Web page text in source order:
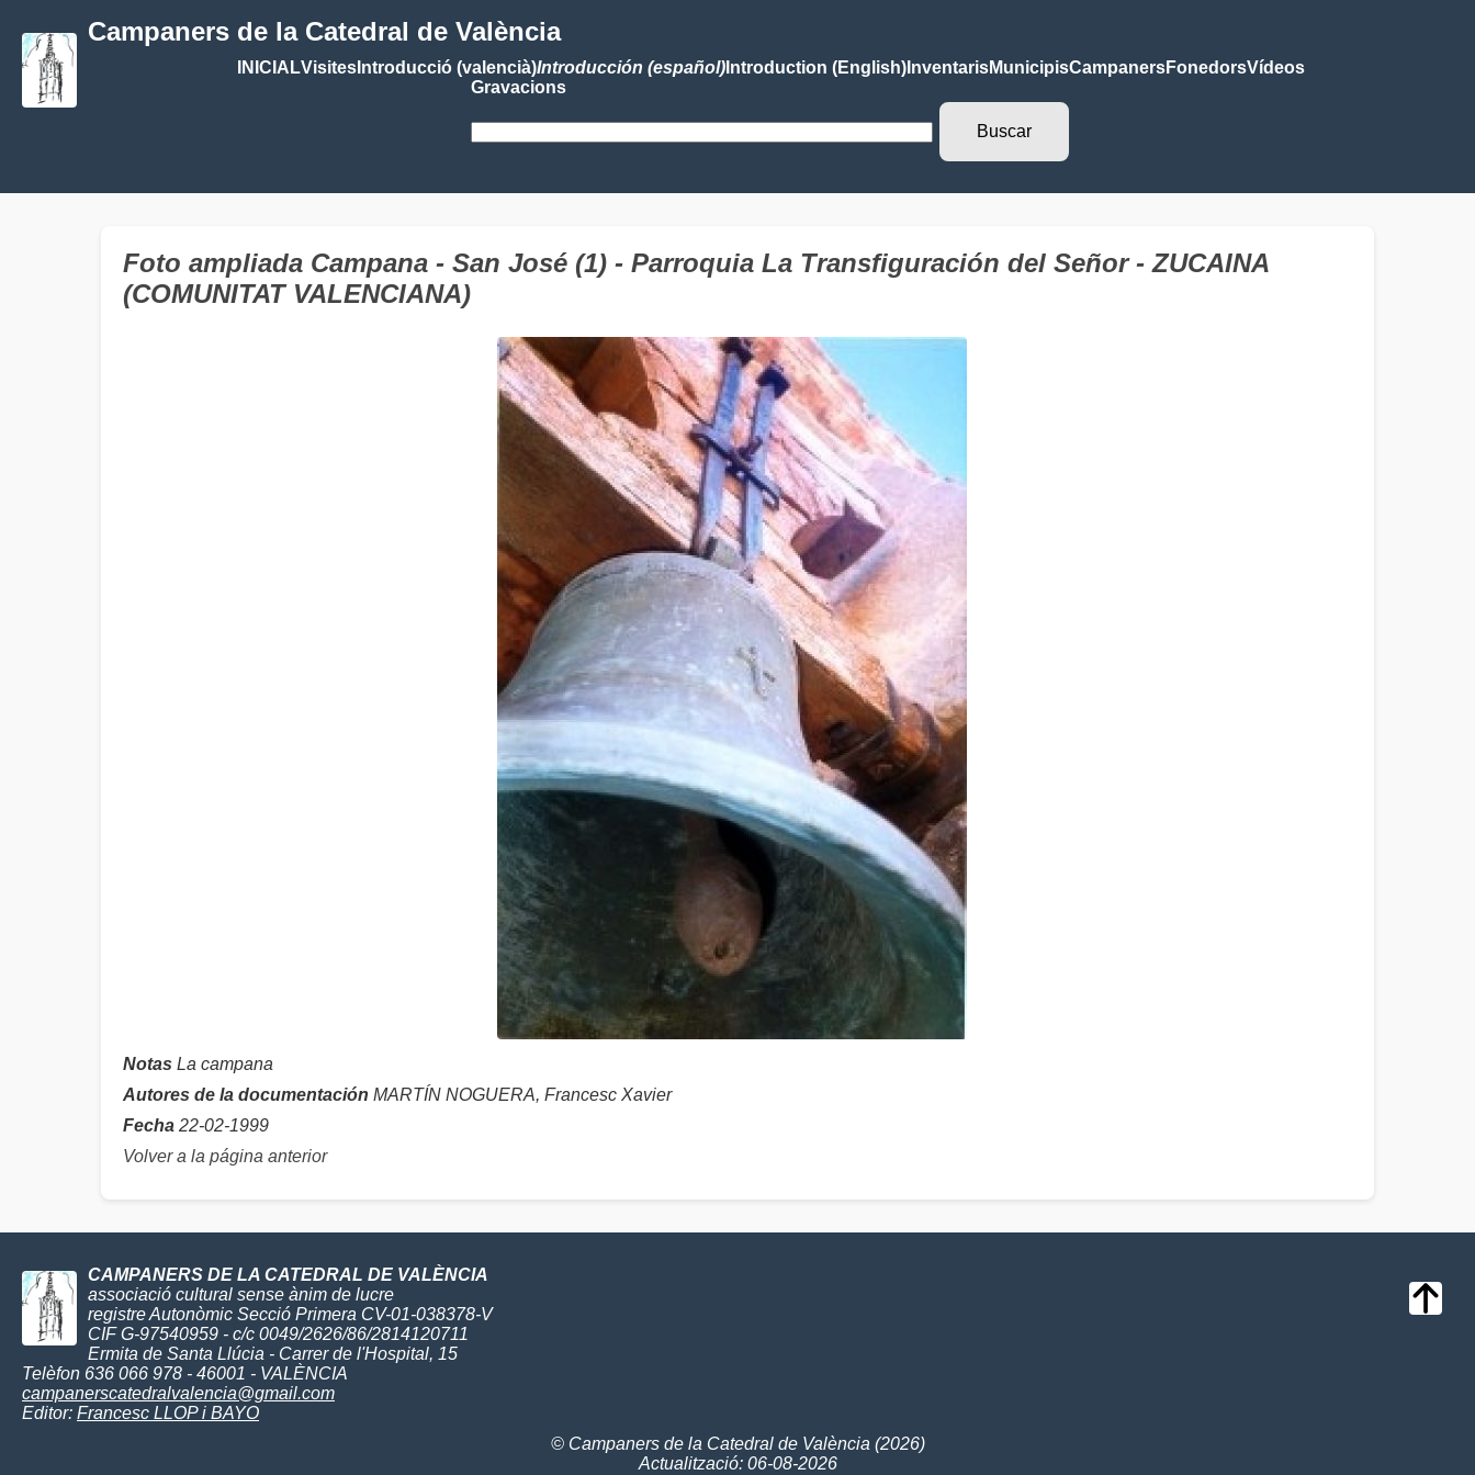
Campaners de la Catedral de València
INICIALVisitesIntroducció (valencià)Introducción (español)Introduction (English)InventarisMunicipisCampanersFonedorsVídeos
Gravacions
Foto ampliada Campana - San José (1) - Parroquia La Transfiguración del Señor - ZUCAINA
(COMUNITAT VALENCIANA)
Notas La campana
Autores de la documentación MARTÍN NOGUERA, Francesc Xavier
Fecha 22-02-1999
Volver a la página anterior
CAMPANERS DE LA CATEDRAL DE VALÈNCIA
associació cultural sense ànim de lucre
registre Autonòmic Secció Primera CV-01-038378-V
CIF G-97540959 - c/c 0049/2626/86/2814120711
Ermita de Santa Llúcia - Carrer de l'Hospital, 15
Telèfon 636 066 978 - 46001 - VALÈNCIA
campanerscatedralvalencia@gmail.com
Editor: Francesc LLOP i BAYO
© Campaners de la Catedral de València (2026)
Actualització: 06-08-2026